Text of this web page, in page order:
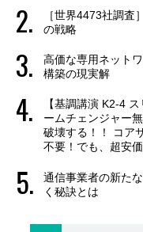
［世界4473社調査
の戦略
高価な専用ネット
構築の現実解
【基調講演 K2-4
ームチェンジャー
破壊する！！ コア
不要！でも、超安
通信事業者の新た
く秘訣とは